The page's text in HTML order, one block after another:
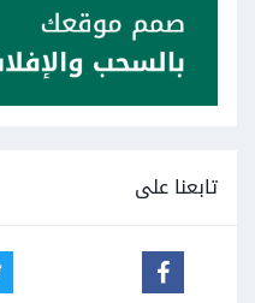
تابعنا على